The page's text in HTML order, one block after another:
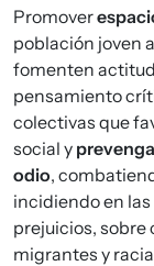
Promover
población joven
fomenten
pensamiento
colectivas que
social y
odio,
incidiendo en
prejuicios, sobre
migrantes y